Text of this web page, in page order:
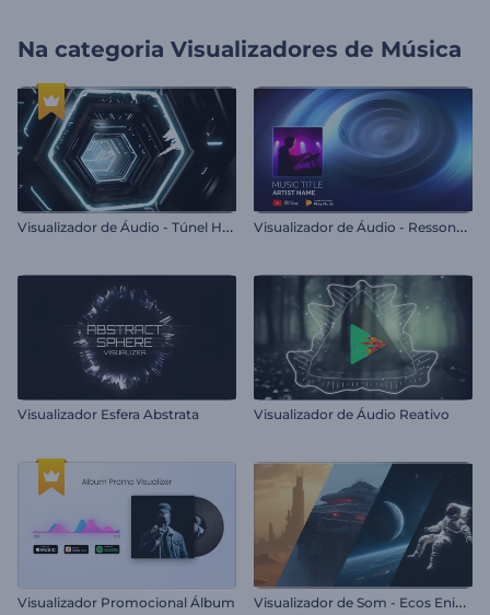
Na categoria Visualizadores de Música
V
isualizador de Áudio - Túnel Hexagonal V
isualizador de Áudio - Ressonância Sonora
Visualizador Esfera Abstrata Visualizador de Áudio Reativo
Visualizador Promocional Álbum V
isualizador de Som - Ecos Enigmáticos